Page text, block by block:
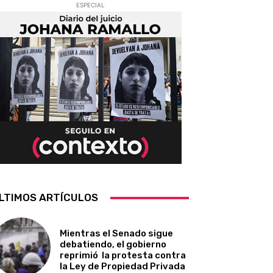
ESPECIAL
ARTÍCULOS
Mientras el Senado sigue
debatiendo, el gobierno
reprimió la protesta contra
la Ley de Propiedad Privada